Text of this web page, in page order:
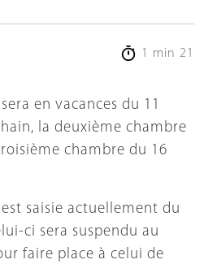
1 min 21
en vacances du 11
la deuxième chambre
chambre du 16
saisie actuellement du
ci sera suspendu au
faire place à celui de